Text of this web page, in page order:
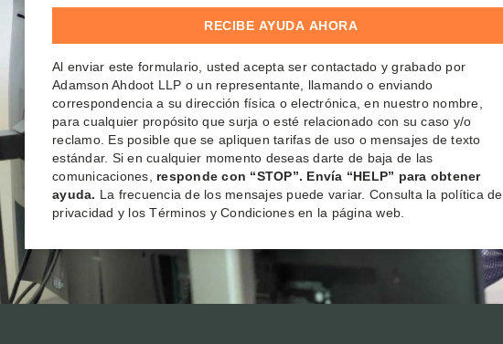
Al enviar este formulario, usted acepta ser contactado y grabado por
Adamson Ahdoot LLP o un representante, llamando o enviando
correspondencia a su dirección física o electrónica, en nuestro nombre,
para cualquier propósito que surja o esté relacionado con su caso y/o
reclamo. Es posible que se apliquen tarifas de uso o mensajes de texto
estándar. Si en cualquier momento deseas darte de baja de las
comunicaciones, responde con “STOP”. Envía “HELP” para obtener
ayuda. La frecuencia de los mensajes puede variar. Consulta la política de
privacidad y los Términos y Condiciones en la página web.